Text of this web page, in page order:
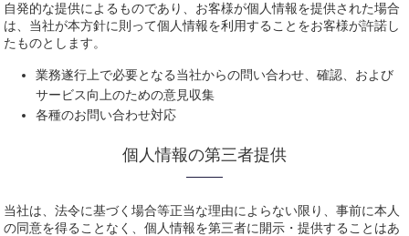
自発的な提供によるものであり、お客様が個人情報を提供された場合
は、当社が本方針に則って個人情報を利用することをお客様が許諾し
たものとします。
業務遂行上で必要となる当社からの問い合わせ、確認、および
サービス向上のための意見収集
各種のお問い合わせ対応
個人情報の第三者提供
当社は、法令に基づく場合等正当な理由によらない限り、事前に本人
の同意を得ることなく、個人情報を第三者に開示・提供することはあ